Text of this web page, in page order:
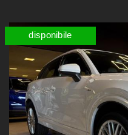
disponibile